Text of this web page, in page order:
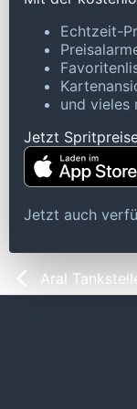
Echtzeit-
und vieles
Jetzt
Jetzt auch
Aral